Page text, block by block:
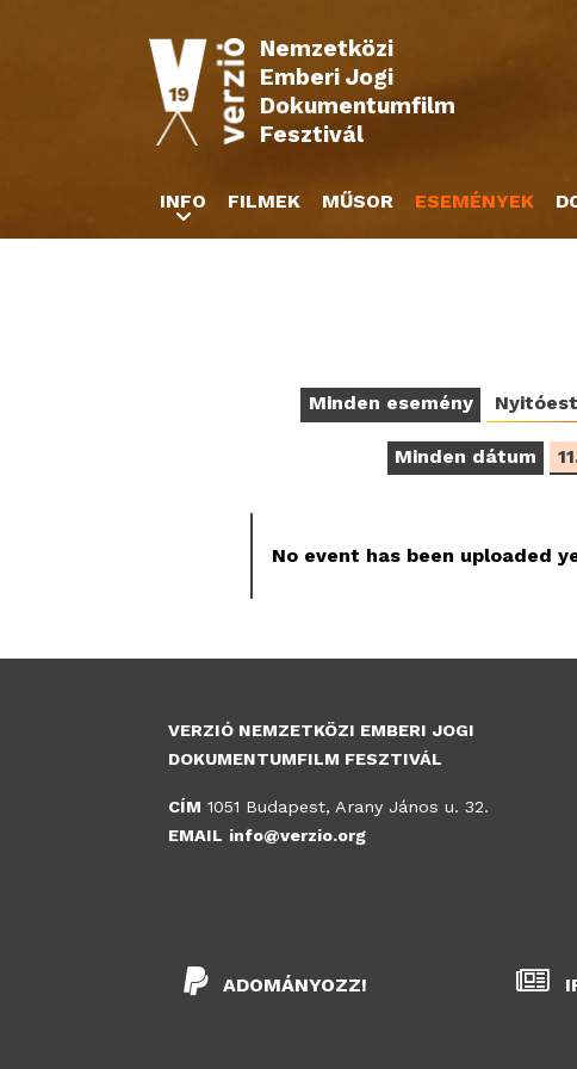
Nemzetközi
Emberi Jogi
Dokumentumfilm
Fesztivál
Minden esemény Nyitóest
Minden dátum
No event has been uploaded
INFO FILMEK MŰSOR ESEMÉNYEK
VERZIÓ NEMZETKÖZI EMBERI JOGI
DOKUMENTUMFILM FESZTIVÁL
CÍM 1051 Budapest, Arany János u. 32.
EMAIL info@verzio.org
ADOMÁNYOZZ!